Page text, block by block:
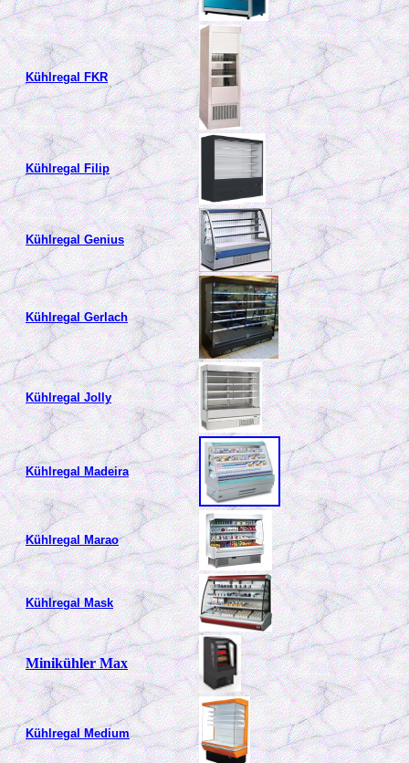
Kühlregal FKR
Kühlregal Filip
Kühlregal Genius
Kühlregal Gerlach
Kühlregal Jolly
Kühlregal Madeira
Kühlregal Marao
Kühlregal Mask
Minikühler Max
Kühlregal Medium